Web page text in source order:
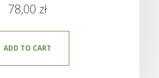
78,00 zł
ADD TO CART